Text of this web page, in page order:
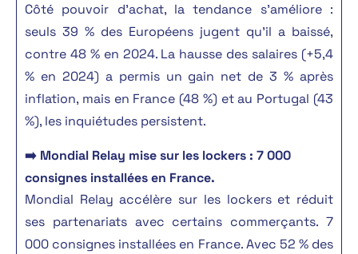
Côté pouvoir d’achat, la tendance s’améliore :
seuls 39 % des Européens jugent qu’il a baissé,
contre 48 % en 2024. La hausse des salaires (+5,4
% en 2024) a permis un gain net de 3 % après
inflation, mais en France (48 %) et au Portugal (43
%), les inquiétudes persistent.
➡️ Mondial Relay mise sur les lockers : 7 000
consignes installées en France.
Mondial Relay accélère sur les lockers et réduit
ses partenariats avec certains commerçants. 7
000 consignes installées en France. Avec 52 % des